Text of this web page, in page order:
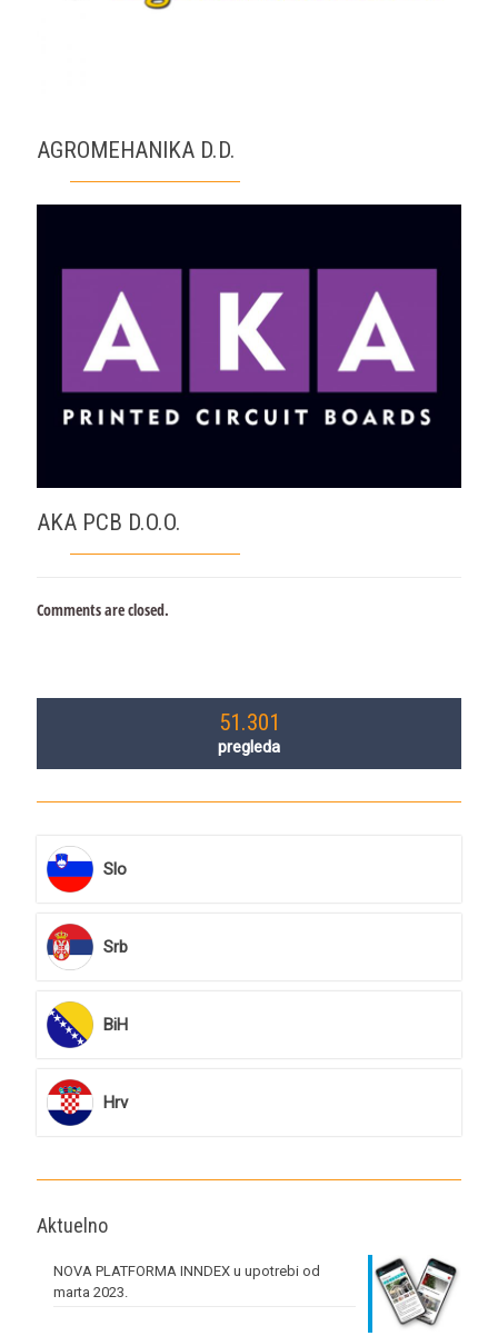
AGROMEHANIKA D.D.
AKA PCB D.O.O.
Comments are closed.
51.301
pregleda
Slo
Srb
BiH
Hrv
Aktuelno
NOVA PLATFORMA INNDEX u upotrebi od
marta 2023.